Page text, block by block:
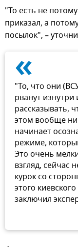
"То есть не
приказал, а
посылок", –
«
"То, что они
рванут
рассказывать,
этом вообще
начинает
режиме,
Это очень
взгляд, сейчас
курок со
этого
заключил